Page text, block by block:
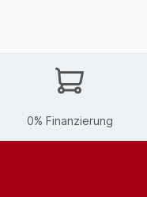
0% Finanzierung